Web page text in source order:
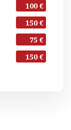
100 €
150 €
75 €
150 €